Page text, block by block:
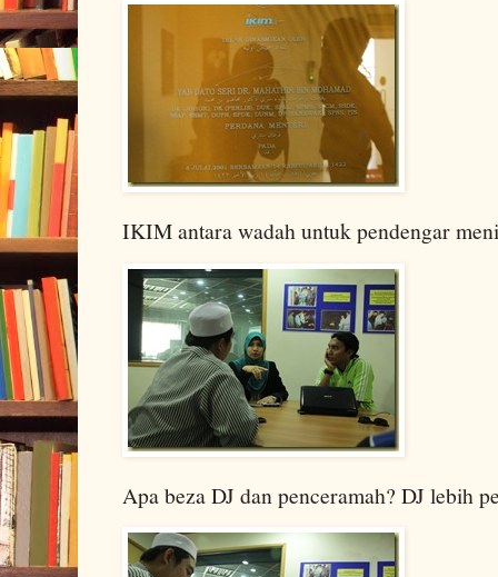
IKIM antara wadah untuk pendengar
Apa beza DJ dan penceramah? DJ lebih